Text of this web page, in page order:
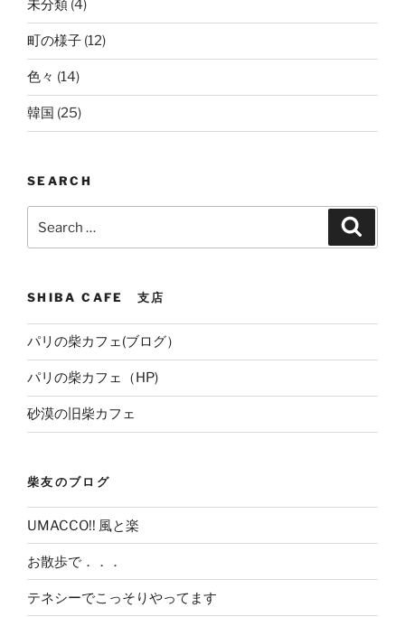
未分類 (4)
町の様子 (12)
色々 (14)
韓国 (25)
SEARCH
for:
SHIBA CAFE 支店
パリの柴カフェ(ブログ）
パリの柴カフェ（HP)
砂漠の旧柴カフェ
柴友のブログ
UMACCO!! 風と楽
お散歩で．．．
テネシーでこっそりやってます